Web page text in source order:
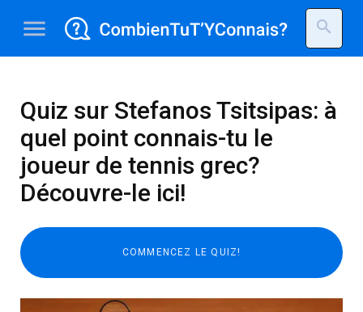
menu search
Quiz sur Stefanos Tsitsipas: à
quel point connais-tu le
joueur de tennis grec?
Découvre-le ici!